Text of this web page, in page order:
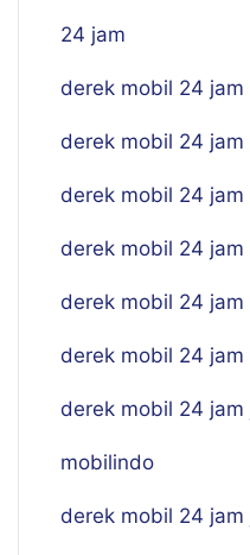
24 jam
derek mobil 24
derek mobil 24
derek mobil 24 jam
derek mobil 24 jam
derek mobil 24 jam
derek mobil 24
derek mobil 24
mobilindo
derek mobil 24